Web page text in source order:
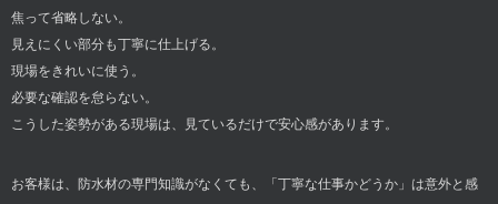
焦って省略しない。
見えにくい部分も丁寧に仕上げる。
現場をきれいに使う。
必要な確認を怠らない。
こうした姿勢がある現場は、見ているだけで安心感があります。
お客様は、防水材の専門知識がなくても、「丁寧な仕事かどうか」は意外と感